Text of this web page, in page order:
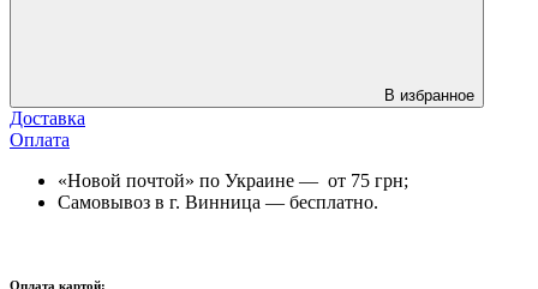
В избранное
Доставка
Оплата
«Новой почтой» по Украине — от 75 грн;
Самовывоз в г. Винница — бесплатно.
Оплата картой: